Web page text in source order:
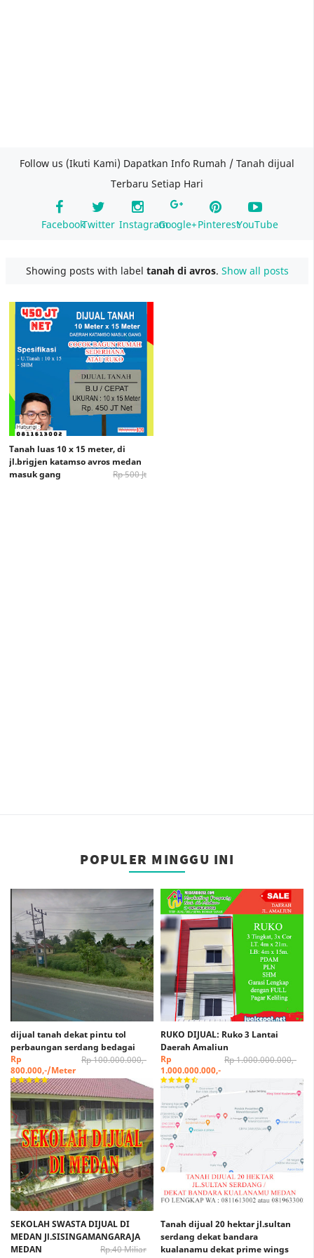
Follow us (Ikuti Kami) Dapatkan Info Rumah / Tanah dijual
Terbaru Setiap Hari
FacebookTwitter InstagramGoogle+PinterestYouTube
Showing posts with label tanah di avros. Show all posts
Tanah luas 10 x 15 meter, di
jl.brigjen katamso avros medan
masuk gang
Rp 500 Jt
POPULER MINGGU INI
dijual tanah dekat pintu tol
perbaungan serdang bedagai
Rp 100.000.000,-
Rp
800.000,-/Meter
RUKO DIJUAL: Ruko 3 Lantai
Daerah Amaliun
Rp 1.000.000.000,-
Rp
1.000.000.000,-
SEKOLAH SWASTA DIJUAL DI
MEDAN Jl.SISINGAMANGARAJA
MEDAN
Rp.40 Miliar
Tanah dijual 20 hektar jl.sultan
serdang dekat bandara
kualanamu dekat prime wings